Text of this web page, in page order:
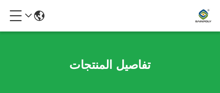
تفاصيل المنتجات